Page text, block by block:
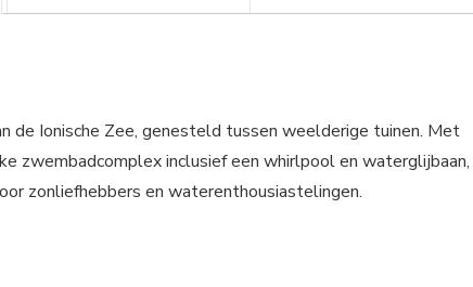
de Ionische Zee, genesteld tussen weelderige tuinen. Met
zwembadcomplex inclusief een whirlpool en waterglijbaan,
zonliefhebbers en waterenthousiastelingen.